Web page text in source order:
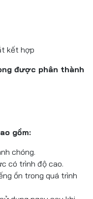
kết hợp
được phân thành
gồm:
chóng.
có trình độ cao.
ồn trong quá trình